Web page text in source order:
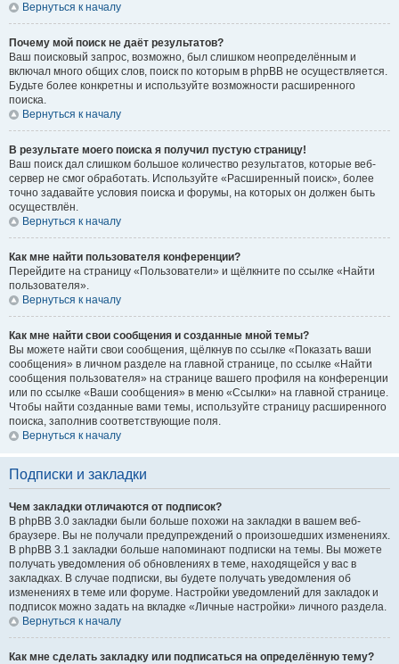
Вернуться к началу
Почему мой поиск не даёт результатов?
Ваш поисковый запрос, возможно, был слишком неопределённым и
включал много общих слов, поиск по которым в phpBB не осуществляется.
Будьте более конкретны и используйте возможности расширенного
поиска.
Вернуться к началу
В результате моего поиска я получил пустую страницу!
Ваш поиск дал слишком большое количество результатов, которые веб-
сервер не смог обработать. Используйте «Расширенный поиск», более
точно задавайте условия поиска и форумы, на которых он должен быть
осуществлён.
Вернуться к началу
Как мне найти пользователя конференции?
Перейдите на страницу «Пользователи» и щёлкните по ссылке «Найти
пользователя».
Вернуться к началу
Как мне найти свои сообщения и созданные мной темы?
Вы можете найти свои сообщения, щёлкнув по ссылке «Показать ваши
сообщения» в личном разделе на главной странице, по ссылке «Найти
сообщения пользователя» на странице вашего профиля на конференции
или по ссылке «Ваши сообщения» в меню «Ссылки» на главной странице.
Чтобы найти созданные вами темы, используйте страницу расширенного
поиска, заполнив соответствующие поля.
Вернуться к началу
Подписки и закладки
Чем закладки отличаются от подписок?
В phpBB 3.0 закладки были больше похожи на закладки в вашем веб-
браузере. Вы не получали предупреждений о произошедших изменениях.
В phpBB 3.1 закладки больше напоминают подписки на темы. Вы можете
получать уведомления об обновлениях в теме, находящейся у вас в
закладках. В случае подписки, вы будете получать уведомления об
изменениях в теме или форуме. Настройки уведомлений для закладок и
подписок можно задать на вкладке «Личные настройки» личного раздела.
Вернуться к началу
Как мне сделать закладку или подписаться на определённую тему?